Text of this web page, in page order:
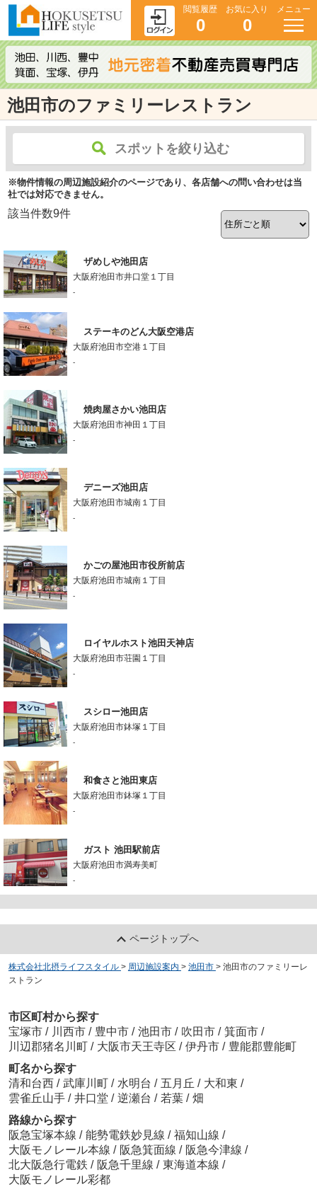
閲覧履歴
0
お気に入り
0
メニュー
池田市のファミリーレストラン
スポットを絞り込む
※物件情報の周辺施設紹介のページであり、各店舗への問い合わせは当
社では対応できません。
該当件数9件
ザめしや池田店
大阪府池田市井口堂１丁目
-
ステーキのどん大阪空港店
大阪府池田市空港１丁目
-
焼肉屋さかい池田店
大阪府池田市神田１丁目
-
デニーズ池田店
大阪府池田市城南１丁目
-
かごの屋池田市役所前店
大阪府池田市城南１丁目
-
ロイヤルホスト池田天神店
大阪府池田市荘園１丁目
-
スシロー池田店
大阪府池田市鉢塚１丁目
-
和食さと池田東店
大阪府池田市鉢塚１丁目
-
ガスト 池田駅前店
大阪府池田市満寿美町
-
ページトップへ
株式会社北摂ライフスタイル > 周辺施設案内 > 池田市 > 池田市のファミリーレ
ストラン
市区町村から探す
宝塚市 / 川西市 / 豊中市 / 池田市 / 吹田市 / 箕面市 /
川辺郡猪名川町 / 大阪市天王寺区 / 伊丹市 / 豊能郡豊能町
町名から探す
清和台西 / 武庫川町 / 水明台 / 五月丘 / 大和東 /
雲雀丘山手 / 井口堂 / 逆瀬台 / 若葉 / 畑
路線から探す
阪急宝塚本線 / 能勢電鉄妙見線 / 福知山線 /
大阪モノレール本線 / 阪急箕面線 / 阪急今津線 /
北大阪急行電鉄 / 阪急千里線 / 東海道本線 /
大阪モノレール彩都